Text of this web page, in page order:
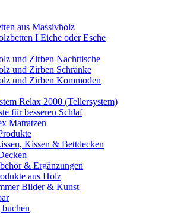
aus Massivholz
I Eiche oder Esche
und Zirben Nachttische
und Zirben Schränke
und Zirben Kommoden
Relax 2000 (Tellersystem)
für besseren Schlaf
Matratzen
Kissen & Bettdecken
& Ergänzungen
aus Holz
Bilder & Kunst